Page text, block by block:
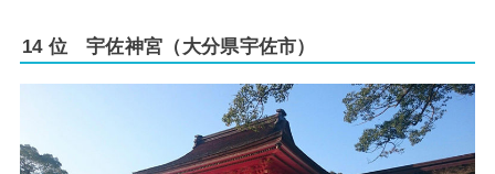
14 位 宇佐神宮（大分県宇佐市）